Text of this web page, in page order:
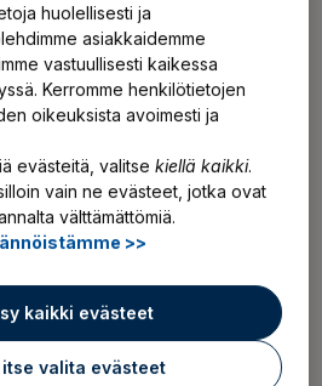
tulee johtamaan asiakkuudet ja
jonka vastuulla on
yrityssegmenteissä sekä
Jääskeläinen aloittaa
Hän raportoi
.
omistama työeläkeyhtiö.
toiminnan keskiössä ja
kuunnella asiakkaidemme
huolellisesti ja
asiakkaidemme
vastuullisesti kaikessa
Kerromme henkilötietojen
oikeuksista avoimesti ja
evästeitä, valitsekiellä kaikki.
vain ne evästeet, jotka ovat
välttämättömiä.
>>
kaikki evästeet
itse valita evästeet